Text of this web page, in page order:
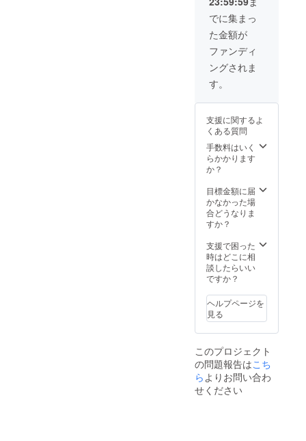
でに集まっ
た金額が
ファンディ
ングされま
す。
支援に関するよ
くある質問
手数料はいく
らかかります
か？
目標金額に届
かなかった場
合どうなりま
すか？
支援で困った
時はどこに相
談したらいい
ですか？
ヘルプページを
見る
このプロジェクト
の問題報告はこち
らよりお問い合わ
せください